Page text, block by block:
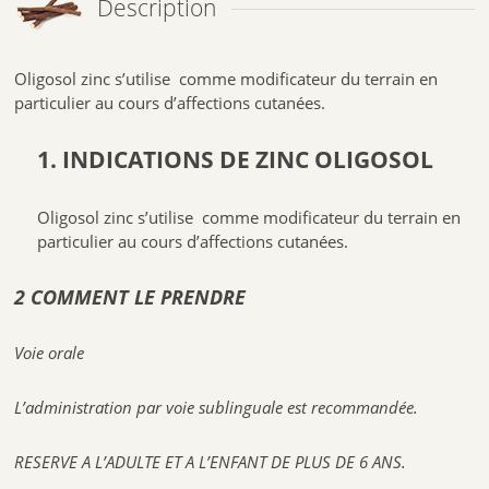
Description
Oligosol zinc s’utilise comme modificateur du terrain en
particulier au cours d’affections cutanées.
1. INDICATIONS DE ZINC OLIGOSOL
Oligosol zinc s’utilise comme modificateur du terrain en
particulier au cours d’affections cutanées.
2 COMMENT LE PRENDRE
Voie orale
L’administration par voie sublinguale est recommandée.
RESERVE A L’ADULTE ET A L’ENFANT DE PLUS DE 6 ANS.